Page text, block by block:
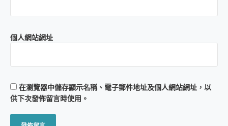
個人網站網址
在瀏覽器中儲存顯示名稱、電子郵件地址及個人網站網址，以
供下次發佈留言時使用。